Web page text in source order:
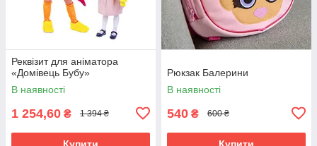
Реквізит для аніматора
«Домівець Бубу»
В наявності
1 254,60 ₴ 1 394 ₴
Рюкзак Балерини
В наявності
540 ₴ 600 ₴